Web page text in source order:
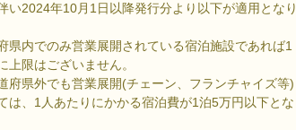
2024年10月1日以降発行分より以下が適用となり
県内でのみ営業展開されている宿泊施設であれば1
上限はございません。
府県外でも営業展開(チェーン、フランチャイズ等)
は、1人あたりにかかる宿泊費が1泊5万円以下とな